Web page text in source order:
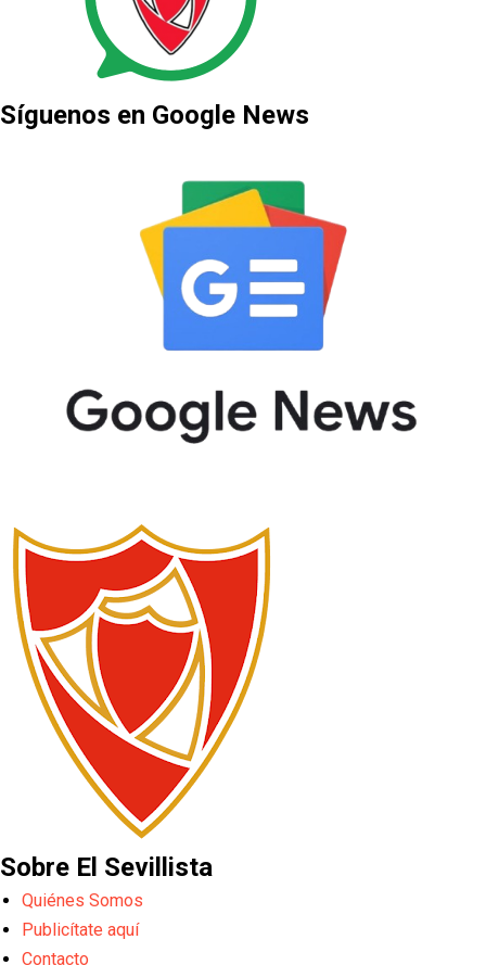
Síguenos en Google News
Sobre El Sevillista
Quiénes Somos
Publicítate aquí
Contacto